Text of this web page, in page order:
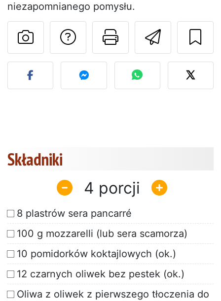
niezapomnianego pomysłu.
Wyślij
Drukuj stronę
Zadaj pytanie
Opublikuj zdjęcie tego
Składniki
4
8 plastrów sera pancarré
100 g mozzarelli (lub sera scamorza)
10 pomidorków koktajlowych (ok.)
12 czarnych oliwek bez pestek (ok.)
Oliwa z oliwek z pierwszego tłoczenia do